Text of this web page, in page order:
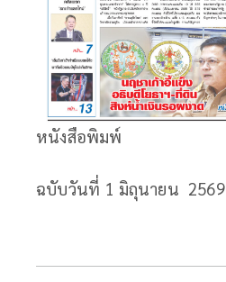
หนังสือพิมพ์
ฉบับวันที่ 1 มิถุนายน 2569